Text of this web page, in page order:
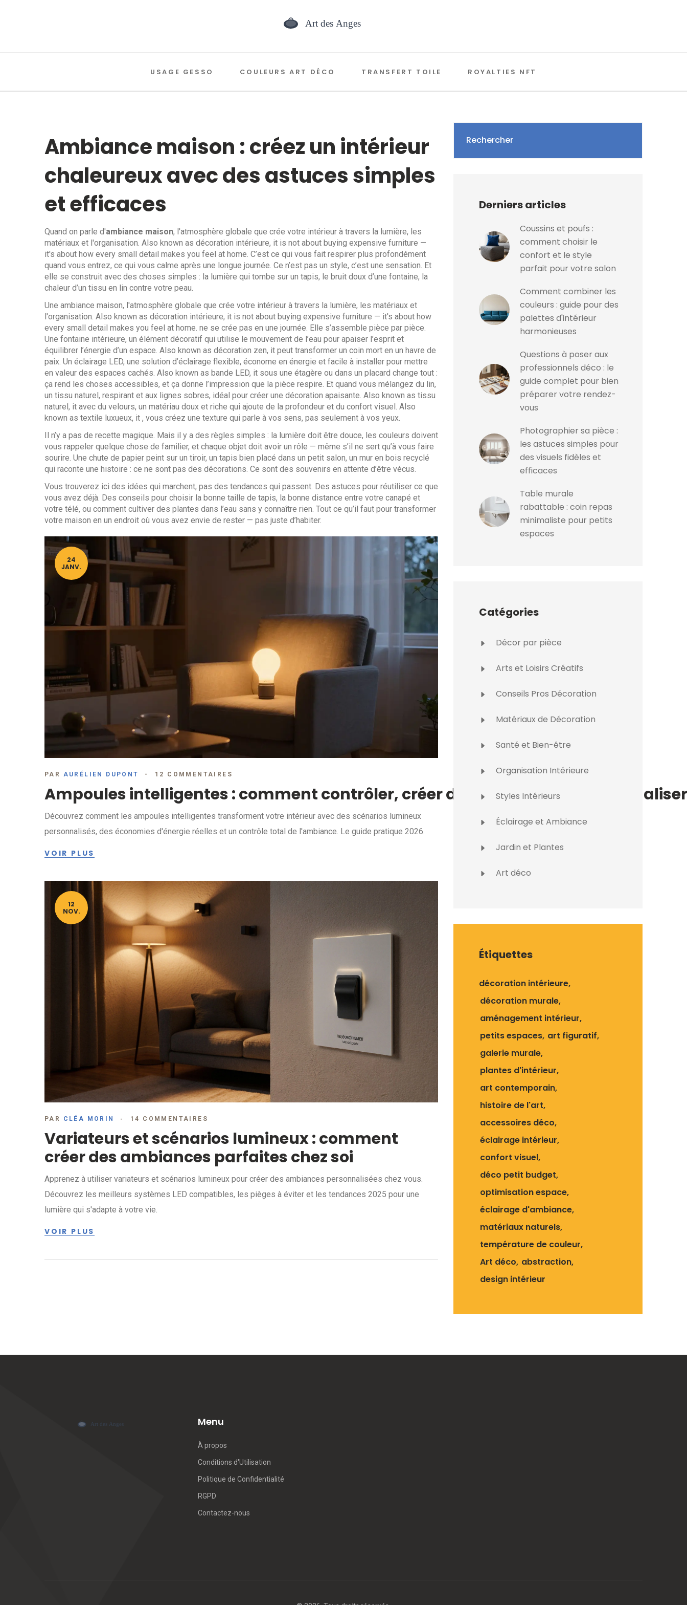
USAGE GESSO COULEURS ART DÉCO TRANSFERT TOILE ROYALTIES NFT
Ambiance maison : créez un intérieur
chaleureux avec des astuces simples
et efficaces
Quand on parle d'ambiance maison, l'atmosphère globale que crée votre intérieur à travers la lumière, les
matériaux et l'organisation. Also known as décoration intérieure, it is not about buying expensive furniture —
it's about how every small detail makes you feel at home. C’est ce qui vous fait respirer plus profondément
quand vous entrez, ce qui vous calme après une longue journée. Ce n’est pas un style, c’est une sensation. Et
elle se construit avec des choses simples : la lumière qui tombe sur un tapis, le bruit doux d’une fontaine, la
chaleur d’un tissu en lin contre votre peau.
Une ambiance maison, l'atmosphère globale que crée votre intérieur à travers la lumière, les matériaux et
l'organisation. Also known as décoration intérieure, it is not about buying expensive furniture — it's about how
every small detail makes you feel at home. ne se crée pas en une journée. Elle s’assemble pièce par pièce.
Une fontaine intérieure, un élément décoratif qui utilise le mouvement de l’eau pour apaiser l’esprit et
équilibrer l’énergie d’un espace. Also known as décoration zen, it peut transformer un coin mort en un havre de
paix. Un éclairage LED, une solution d’éclairage flexible, économe en énergie et facile à installer pour mettre
en valeur des espaces cachés. Also known as bande LED, it sous une étagère ou dans un placard change tout :
ça rend les choses accessibles, et ça donne l’impression que la pièce respire. Et quand vous mélangez du lin,
un tissu naturel, respirant et aux lignes sobres, idéal pour créer une décoration apaisante. Also known as tissu
naturel, it avec du velours, un matériau doux et riche qui ajoute de la profondeur et du confort visuel. Also
known as textile luxueux, it , vous créez une texture qui parle à vos sens, pas seulement à vos yeux.
Il n’y a pas de recette magique. Mais il y a des règles simples : la lumière doit être douce, les couleurs doivent
vous rappeler quelque chose de familier, et chaque objet doit avoir un rôle — même s’il ne sert qu’à vous faire
sourire. Une chute de papier peint sur un tiroir, un tapis bien placé dans un petit salon, un mur en bois recyclé
qui raconte une histoire : ce ne sont pas des décorations. Ce sont des souvenirs en attente d’être vécus.
Vous trouverez ici des idées qui marchent, pas des tendances qui passent. Des astuces pour réutiliser ce que
vous avez déjà. Des conseils pour choisir la bonne taille de tapis, la bonne distance entre votre canapé et
votre télé, ou comment cultiver des plantes dans l’eau sans y connaître rien. Tout ce qu’il faut pour transformer
votre maison en un endroit où vous avez envie de rester — pas juste d’habiter.
24
JANV.
PAR AURÉLIEN DUPONT 12 COMMENTAIRES
Ampoules intelligentes : comment contrôler, créer des scénarios et
Découvrez comment les ampoules intelligentes transforment votre intérieur avec des scénarios lumineux
personnalisés, des économies d'énergie réelles et un contrôle total de l'ambiance. Le guide pratique 2026.
VOIR PLUS
12
NOV.
PAR CLÉA MORIN 14 COMMENTAIRES
Variateurs et scénarios lumineux : comment
créer des ambiances parfaites chez soi
Apprenez à utiliser variateurs et scénarios lumineux pour créer des ambiances personnalisées chez vous.
Découvrez les meilleurs systèmes LED compatibles, les pièges à éviter et les tendances 2025 pour une
lumière qui s'adapte à votre vie.
VOIR PLUS
Rechercher
Derniers articles
Coussins et poufs :
comment choisir le
confort et le style
parfait pour votre salon
Comment combiner les
couleurs : guide pour des
palettes d'intérieur
harmonieuses
Questions à poser aux
professionnels déco : le
guide complet pour bien
préparer votre rendez-
vous
Photographier sa pièce :
les astuces simples pour
des visuels fidèles et
efficaces
Table murale
rabattable : coin repas
minimaliste pour petits
espaces
Catégories
Décor par pièce
Arts et Loisirs Créatifs
Conseils Pros Décoration
Matériaux de Décoration
Santé et Bien-être
Organisation Intérieure
Styles Intérieurs
Éclairage et Ambiance
Jardin et Plantes
Art déco
Étiquettes
décoration intérieure
décoration murale
aménagement intérieur
petits espaces art figuratif
galerie murale
plantes d'intérieur
art contemporain
histoire de l'art
accessoires déco
éclairage intérieur
confort visuel
déco petit budget
optimisation espace
éclairage d'ambiance
matériaux naturels
température de couleur
Art déco abstraction
design intérieur
Menu
À propos
Conditions d'Utilisation
Politique de Confidentialité
RGPD
Contactez-nous